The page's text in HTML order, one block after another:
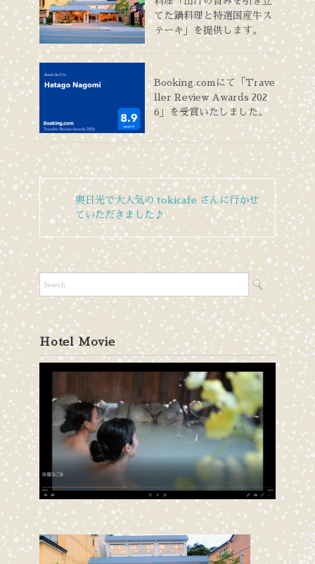
てた鍋料理と特選国産牛ス
テーキ」を提供します。
Booking.comにて「Trave
ller Review Awards 202
6」を受賞いたしました。
奥日光で大人気の tokicafe さんに行かせ
ていただきました♪
Hotel Movie